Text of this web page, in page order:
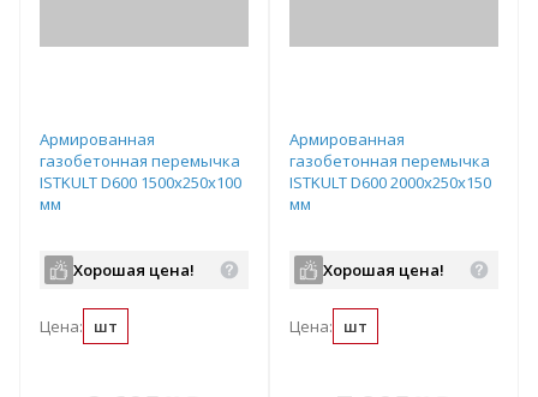
Армированная
газобетонная перемычка
ISTKULT D600 1500х250х100
мм
Хорошая цена!
Цена: шт
Армированная
газобетонная перемычка
ISTKULT D600 2000х250х150
мм
Хорошая цена!
Цена: шт